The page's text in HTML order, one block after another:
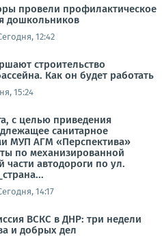
провели профилактическое
дошкольников
12:42
строительство
Как он будет работать
15:24
с целью приведения
санитарное
МУП АГМ «Перспектива»
по механизированной
части автодороги по ул.
14:17
ВСКС в ДНР: три недели
и добрых дел